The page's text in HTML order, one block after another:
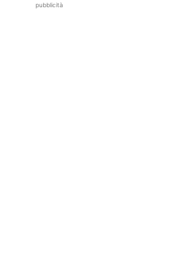
pubblicità